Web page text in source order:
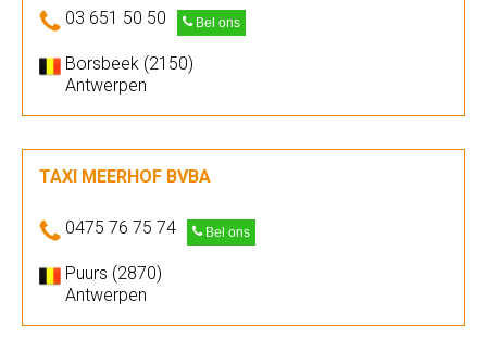
03 651 50 50 Bel ons
Borsbeek (2150)
Antwerpen
TAXI MEERHOF BVBA
0475 76 75 74 Bel ons
Puurs (2870)
Antwerpen